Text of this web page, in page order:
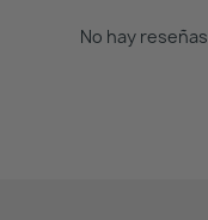
No hay